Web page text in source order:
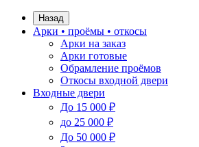
Назад
Арки • проёмы • откосы
Арки на заказ
Арки готовые
Обрамление проёмов
Откосы входной двери
Входные двери
До 15 000 ₽
до 25 000 ₽
До 50 000 ₽